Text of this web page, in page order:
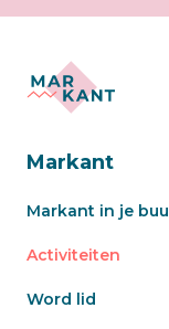
Markant
Markant in je
Activiteiten
Word lid